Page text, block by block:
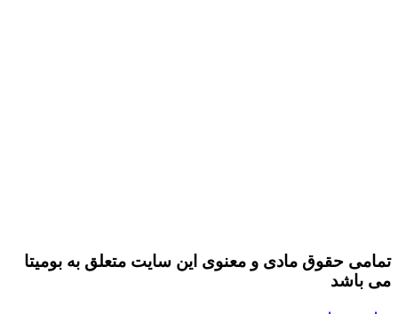
تمامی حقوق مادی و معنوی این سایت متعلق به بومیتا
می باشد